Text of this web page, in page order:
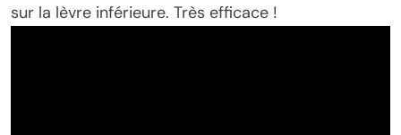
sur la lèvre inférieure. Très efficace !